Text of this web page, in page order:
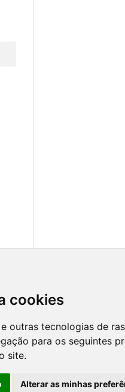
cookies
outras tecnologias de
para os seguintes
site.
Alterar as minhas